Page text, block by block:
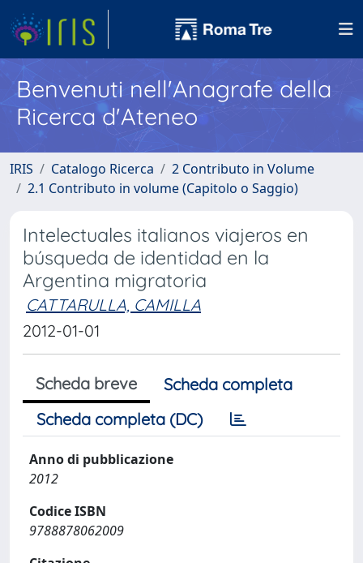
Benvenuti nell'Anagrafe della
Ricerca d'Ateneo
IRIS Catalogo Ricerca
2 Contributo in Volume
2.1 Contributo in volume (Capitolo o Saggio)
Intelectuales italianos viajeros en
búsqueda de identidad en la
Argentina migratoria
CATTARULLA, CAMILLA
2012-01-01
Scheda breve
Scheda completa
Scheda completa (DC)
Anno di pubblicazione
2012
Codice ISBN
9788878062009